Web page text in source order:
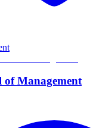
of Management